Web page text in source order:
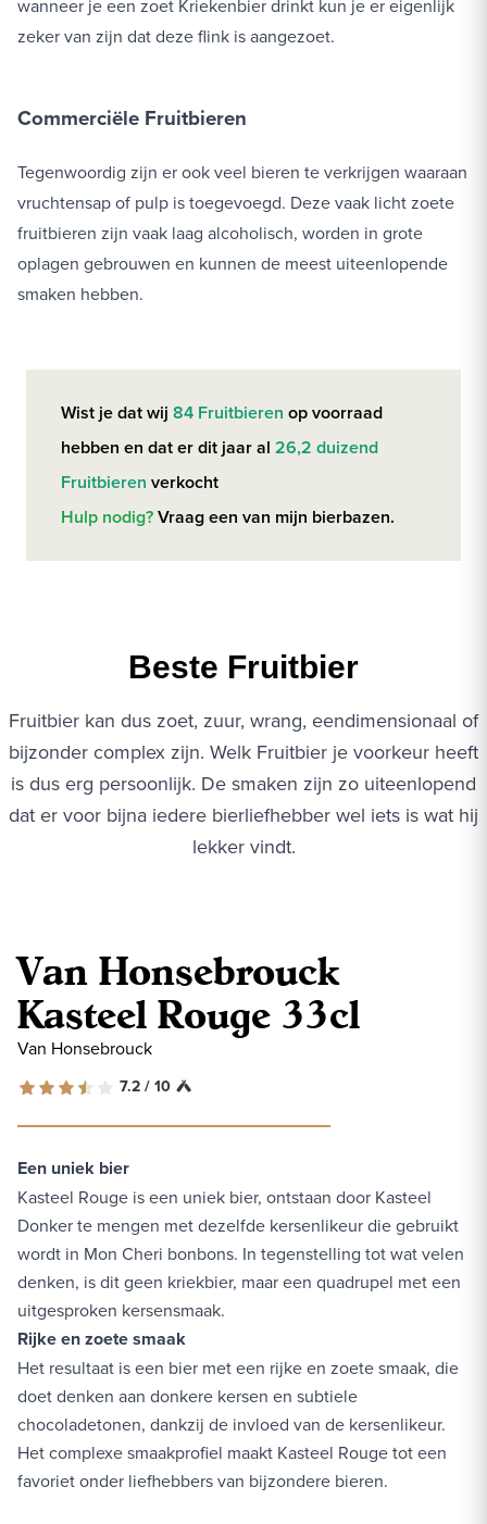
wanneer je een zoet Kriekenbier drinkt kun je er eigenlijk
zeker van zijn dat deze flink is aangezoet.
Commerciële Fruitbieren
Tegenwoordig zijn er ook veel bieren te verkrijgen waaraan
vruchtensap of pulp is toegevoegd. Deze vaak licht zoete
fruitbieren zijn vaak laag alcoholisch, worden in grote
oplagen gebrouwen en kunnen de meest uiteenlopende
smaken hebben.
Wist je dat wij 84 Fruitbieren op voorraad
hebben en dat er dit jaar al 26,2 duizend
Fruitbieren verkocht
Hulp nodig?Vraag een van mijn bierbazen.
Beste Fruitbier
Fruitbier kan dus zoet, zuur, wrang, eendimensionaal of
bijzonder complex zijn. Welk Fruitbier je voorkeur heeft
is dus erg persoonlijk. De smaken zijn zo uiteenlopend
dat er voor bijna iedere bierliefhebber wel iets is wat hij
lekker vindt.
Van Honsebrouck
Kasteel Rouge 33cl
Van Honsebrouck
7.2 / 10
Een uniek bier
Kasteel Rouge is een uniek bier, ontstaan door Kasteel
Donker te mengen met dezelfde kersenlikeur die gebruikt
wordt in Mon Cheri bonbons. In tegenstelling tot wat velen
denken, is dit geen kriekbier, maar een quadrupel met een
uitgesproken kersensmaak.
Rijke en zoete smaak
Het resultaat is een bier met een rijke en zoete smaak, die
doet denken aan donkere kersen en subtiele
chocoladetonen, dankzij de invloed van de kersenlikeur.
Het complexe smaakprofiel maakt Kasteel Rouge tot een
favoriet onder liefhebbers van bijzondere bieren.